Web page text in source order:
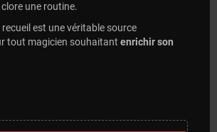
une routine.
recueil est une véritable source
tout magicien souhaitant enrichir son